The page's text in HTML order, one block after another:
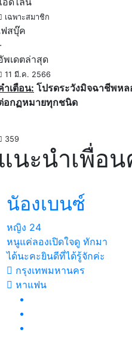
เฉพาะสมาชิก
ฟสบุ๊ค
พเดตล่าสุด
11 มี.ค. 2566
ำเตือน: โปรดระวังมิจฉาชีพห
อกฏหมายทุกชนิด
359
แนะนำเพื่อน
นัองเบนซ์
หญิง 24
หนูแค่ลองเปิดใจดู ทักมา
ได้นะคะยินดีที่ได้รู้จักค่ะ
กรุงเทพมหานคร
หาแฟน